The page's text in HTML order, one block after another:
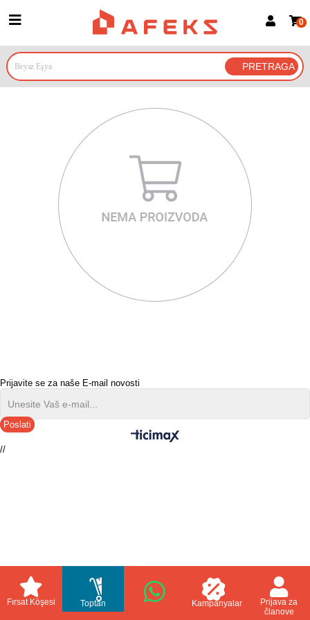
Prijava za članove
Prijavite se Google nalogom
0
Prijavite se za naše E-mail novosti
Poslati
//
Fırsat Köşesi Toptan Kampanyalar
Prijava za
članove